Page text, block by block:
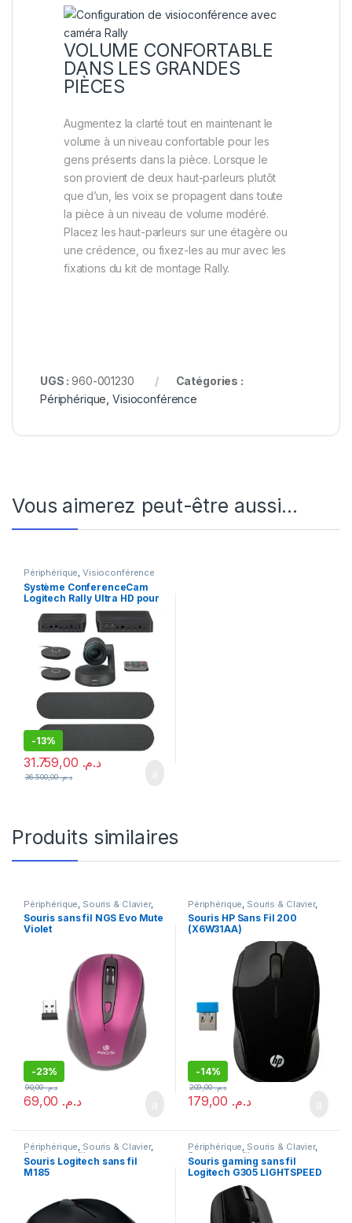
VOLUME CONFORTABLE
DANS LES GRANDES
PIÈCES
Augmentez la clarté tout en maintenant le
volume à un niveau confortable pour les
gens présents dans la pièce. Lorsque le
son provient de deux haut-parleurs plutôt
que d’un, les voix se propagent dans toute
la pièce à un niveau de volume modéré.
Placez les haut-parleurs sur une étagère ou
une crédence, ou fixez-les au mur avec les
fixations du kit de montage Rally.
UGS :960-001230
Catégories :
Périphérique ,Visioconférence
Vous aimerez peut-être aussi…
Périphérique ,Visioconférence
Système ConferenceCam
Logitech Rally Ultra HD pour
salles de réunion (960-
001237)
-13%
د.م.
د.م.36.500,00
Produits similaires
Périphérique Souris & Clavier,
Souris sans fil
Souris sans fil NGS Evo Mute
Violet
-23%
د.م.
د.م.90,00
Périphérique Souris & Clavier,
Souris sans fil
Souris HP Sans Fil 200
(X6W31AA)
-14%
د.م.
د.م.209,00
Périphérique, Souris & Clavier,
Souris sans fil
Souris Logitech sans fil
M185
Périphérique, Souris & Clavier,
Souris sans fil
Souris gaming sans fil
Logitech G305 LIGHTSPEED